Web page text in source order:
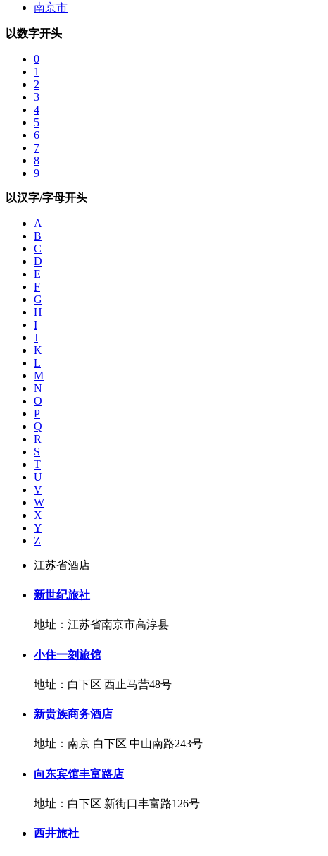
南京市
以数字开头
0
1
2
3
4
5
6
7
8
9
以汉字/字母开头
A
B
C
D
E
F
G
H
I
J
K
L
M
N
O
P
Q
R
S
T
U
V
W
X
Y
Z
江苏省酒店
新世纪旅社
地址：江苏省南京市高淳县
小住一刻旅馆
地址：白下区 西止马营48号
新贵族商务酒店
地址：南京 白下区 中山南路243号
向东宾馆丰富路店
地址：白下区 新街口丰富路126号
西井旅社